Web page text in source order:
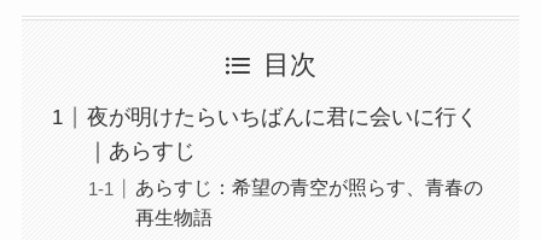
目次
夜が明けたらいちばんに君に会いに行く
｜あらすじ
あらすじ：希望の青空が照らす、青春の
再生物語